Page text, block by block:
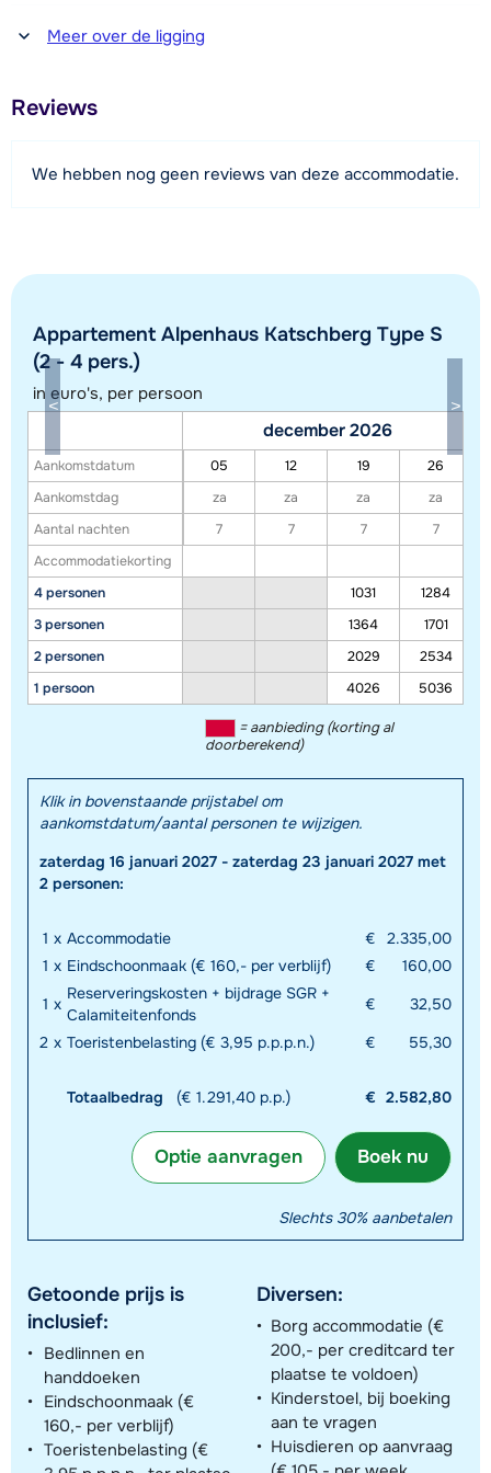
Afstand tot winkel(s)
350 meter
Afstand tot restaurant of bar
400 meter
ter plaatse
Afstand tot skibushalte
Bekijk kaart
Toon alle accommodaties in dit gebied
Deze kaart geeft een indicatie van de ligging van onze accommodaties. De
exacte locatie kan enigszins afwijken.
Meer over de ligging
Reviews
We hebben nog geen reviews van deze accommodatie.
Appartement Alpenhaus Katschberg Type S
(2 - 4 pers.)
in euro's, per persoon
Aankomstdatum
Aankomstdag
Aantal nachten
Accommodatiekorting
4 personen
3 personen
2 personen
1 persoon
december 2026
05 12 19
26
za
za za
za
7
7 7 7
1031
1284
1364
1701
2029
2534
4026
5036
= aanbieding (korting al
doorberekend)
Klik in bovenstaande prijstabel om
aankomstdatum/aantal personen te wijzigen.
zaterdag 16 januari 2027 - zaterdag 23 januari 2027 met
2 personen:
1 x Accommodatie €
2.335,00
1 x Eindschoonmaak (€ 160,- per verblijf) €
160,00
1 x
Reserveringskosten + bijdrage SGR +
Calamiteitenfonds
€
32,50
2 x Toeristenbelasting (€ 3,95 p.p.p.n.) € 55,30
Totaalbedrag (€ 1.291,40 p.p.) € 2.582,80
Boek nu
Optie aanvragen
Slechts 30% aanbetalen
Getoonde prijs is
inclusief:
Bedlinnen en
handdoeken
Eindschoonmaak (€
160,- per verblijf)
Toeristenbelasting (€
Diversen:
Borg accommodatie (€
200,- per creditcard ter
plaatse te voldoen)
Kinderstoel, bij boeking
aan te vragen
Huisdieren op aanvraag